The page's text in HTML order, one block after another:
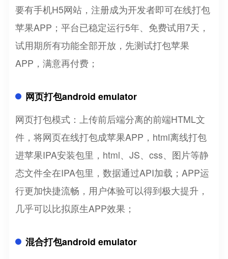
要有手机H5网站，注册成为开发者即可在线打包
苹果APP；平台已稳定运行5年、免费试用7天，
试用期所有功能全部开放，先测试打包苹果
APP，满意再付费；
网页打包android emulator
网页打包模式：上传前后端分离的前端HTML文
件，将网页在线打包成苹果APP，html离线打包
进苹果IPA安装包里，html、JS、css、图片等静
态文件全在IPA包里，数据通过API加载；APP运
行更加快捷流畅，用户体验可以得到极大提升，
几乎可以比拟原生APP效果；
混合打包android emulator